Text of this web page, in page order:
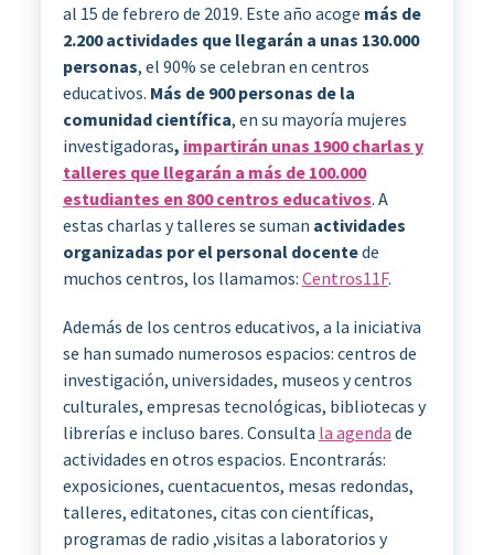
al 15 de febrero de 2019. Este año acoge más de
2.200 actividades que llegarán a unas 130.000
personas, el 90% se celebran en centros
educativos. Más de 900 personas de la
comunidad científica, en su mayoría mujeres
investigadoras, impartirán unas 1900 charlas y
talleres que llegarán a más de 100.000
estudiantes en 800 centros educativos. A
estas charlas y talleres se suman actividades
organizadas por el personal docentede
muchos centros, los llamamos: Centros11F.
Además de los centros educativos, a la iniciativa
se han sumado numerosos espacios: centros de
investigación, universidades, museos y centros
culturales, empresas tecnológicas, bibliotecas y
librerías e incluso bares. Consulta la agenda de
actividades en otros espacios. Encontrarás:
exposiciones, cuentacuentos, mesas redondas,
talleres, editatones, citas con científicas,
programas de radio ,visitas a laboratorios y